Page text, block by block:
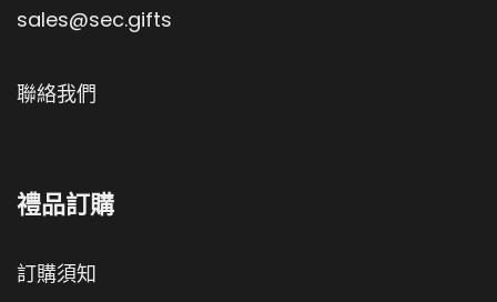
sales@sec.gifts
聯絡我們
禮品訂購
訂購須知